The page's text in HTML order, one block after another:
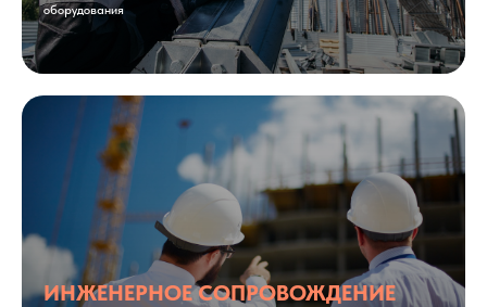
оборудования
ИНЖЕНЕРНОЕ СОПРОВОЖДЕНИЕ